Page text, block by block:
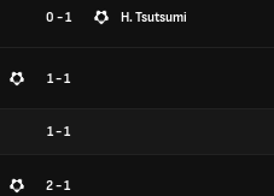
0 - 1 H. Tsutsumi
1 - 1
1-1
2 - 1